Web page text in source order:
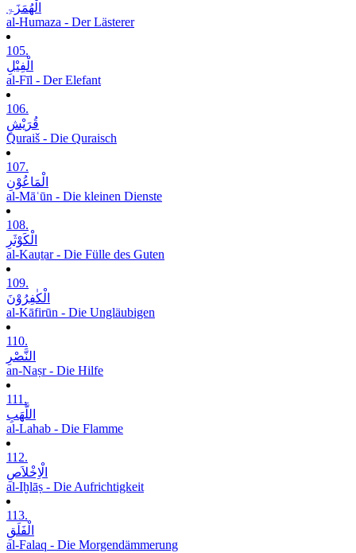
الْھُمَزَۃِ
al-Humaza - Der Lästerer
105.
الْفِیْلِ
al-Fīl - Der Elefant
106.
قُرَیْشٍ
Quraiš - Die Quraisch
107.
الْمَاعُوْنِ
al-Māʿūn - Die kleinen Dienste
108.
الْکَوْثَرِ
al-Kauṯar - Die Fülle des Guten
109.
الْکٰفِرُوْنَ
al-Kāfirūn - Die Ungläubigen
110.
النَّصْرِ
an-Naṣr - Die Hilfe
111.
اللَّھَبِ
al-Lahab - Die Flamme
112.
الْاِخْلاَصِ
al-Iḫlāṣ - Die Aufrichtigkeit
113.
الْفَلَقِ
al-Falaq - Die Morgendämmerung